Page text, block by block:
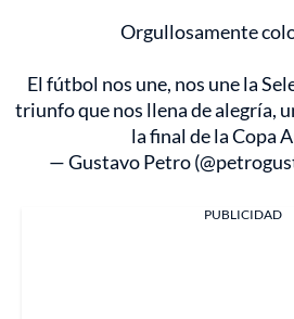
Orgullosamente
El fútbol nos une, nos une la
triunfo que nos llena de alegría,
la final de la Copa
— Gustavo Petro
PUBLICIDAD